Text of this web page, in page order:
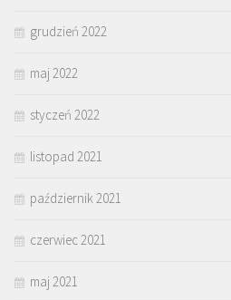
grudzień 2022
maj 2022
styczeń 2022
listopad 2021
październik 2021
czerwiec 2021
maj 2021